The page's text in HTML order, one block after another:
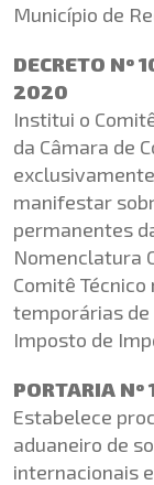
Município de
DECRETO Nº
2020
Institui o
da Câmara de
manifestar
permanentes
Nomenclatura
Comitê
temporárias
Imposto de
PORTARIA Nº
Estabelece
aduaneiro de
internacionais